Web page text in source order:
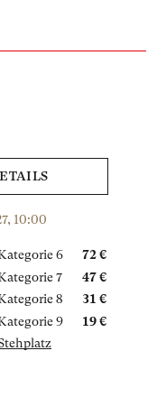
10:00
6
72 €
7
47 €
8
31 €
9
19 €